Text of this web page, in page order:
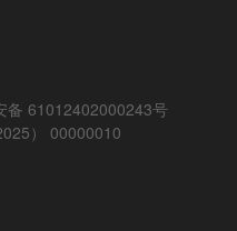
备 61012402000243号
） 00000010